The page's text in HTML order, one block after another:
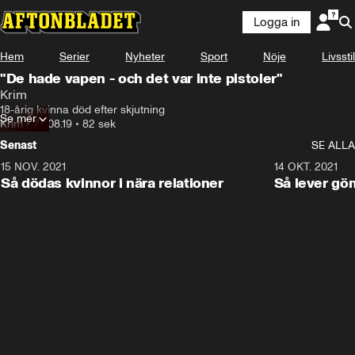
Logga in
Hem Serier Nyheter Sport Nöje Livsstil
"De hade vapen - och det var inte pistoler"
Krim
18-årig kvinna död efter skjutning
Krim•28.08.19 • 82 sek
Se mer
Senast
SE ALLA
15 NOV. 2021
Så dödas kvinnor i nära relationer
14 OKT. 2021
Så lever